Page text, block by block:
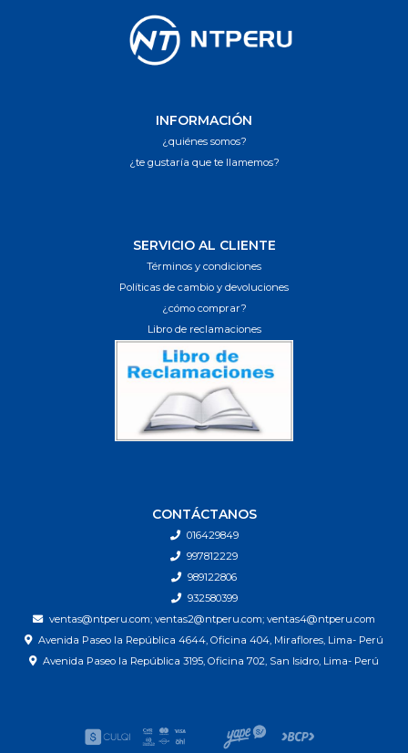
INFORMACIÓN
¿quiénes somos?
¿te gustaría que te llamemos?
SERVICIO AL CLIENTE
Términos y condiciones
Políticas de cambio y devoluciones
¿cómo comprar?
Libro de reclamaciones
CONTÁCTANOS
016429849
997812229
989122806
932580399
ventas@ntperu.com; ventas2@ntperu.com; ventas4@ntperu.com
Avenida Paseo la República 4644, Oficina 404, Miraflores, Lima- Perú
Avenida Paseo la República 3195, Oficina 702, San Isidro, Lima- Perú